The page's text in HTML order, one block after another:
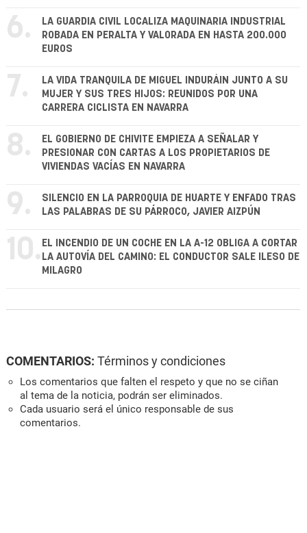
6.
LA GUARDIA CIVIL LOCALIZA MAQUINARIA INDUSTRIAL
ROBADA EN PERALTA Y VALORADA EN HASTA 200.000
EUROS
7.
LA VIDA TRANQUILA DE MIGUEL INDURÁIN JUNTO A SU
MUJER Y SUS TRES HIJOS: REUNIDOS POR UNA
CARRERA CICLISTA EN NAVARRA
8.
EL GOBIERNO DE CHIVITE EMPIEZA A SEÑALAR Y
PRESIONAR CON CARTAS A LOS PROPIETARIOS DE
VIVIENDAS VACÍAS EN NAVARRA
9.
SILENCIO EN LA PARROQUIA DE HUARTE Y ENFADO TRAS
LAS PALABRAS DE SU PÁRROCO, JAVIER AIZPÚN
10. EL INCENDIO DE UN COCHE EN LA A-12 OBLIGA A CORTAR
LA AUTOVÍA DEL CAMINO: EL CONDUCTOR SALE ILESO DE
MILAGRO
COMENTARIOS: Términos y condiciones
Los comentarios que falten el respeto y que no se ciñan
al tema de la noticia, podrán ser eliminados.
Cada usuario será el único responsable de sus
comentarios.